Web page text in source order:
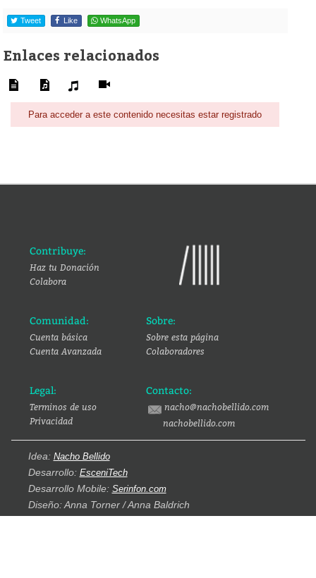
Tweet Like WhatsApp
Enlaces relacionados
Para acceder a este contenido necesitas estar registrado
Contribuye:
Haz tu Donación
Colabora
Comunidad:
Cuenta básica
Cuenta Avanzada
Sobre:
Sobre esta página
Colaboradores
Legal:
Terminos de uso
Privacidad
Contacto:
nacho@nachobellido.com
nachobellido.com
Idea: Nacho Bellido
Desarrollo: EsceniTech
Desarrollo Mobile: Serinfon.com
Diseño: Anna Torner / Anna Baldrich